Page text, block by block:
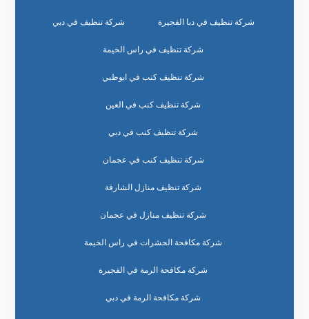
شركة تنظيف في دبا الفجيرة شركة تنظيف في دبي
شركة تنظيف في راس الخيمة
شركة تنظيف كنب في ابوظبي
شركة تنظيف كنب في العين
شركة تنظيف كنب في دبي
شركة تنظيف كنب في عجمان
شركة تنظيف منازل الشارقة
شركة تنظيف منازل في عجمان
شركة مكافحة الحشرات في راس الخيمة
شركة مكافحة الرمة في الفجيرة
شركة مكافحة الرمة في دبي